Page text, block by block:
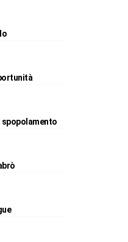
spopolamento